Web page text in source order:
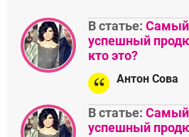
В статье: Самый
успешный
кто это?
Антон Сова
В статье: Самый
успешный